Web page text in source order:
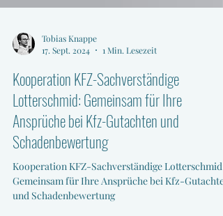
17. Sept. 2024
1 Min. Lesezeit
Kooperation KFZ-Sachverständige
Lotterschmid: Gemeinsam für Ihre
Ansprüche bei Kfz-Gutachten und
Schadenbewertung
Kooperation KFZ-Sachverständige Lotterschmid: